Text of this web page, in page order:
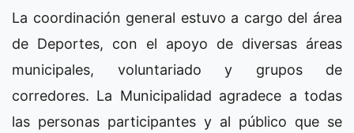
La coordinación general estuvo a cargo del área
de Deportes, con el apoyo de diversas áreas
municipales, voluntariado y grupos de
corredores. La Municipalidad agradece a todas
las personas participantes y al público que se